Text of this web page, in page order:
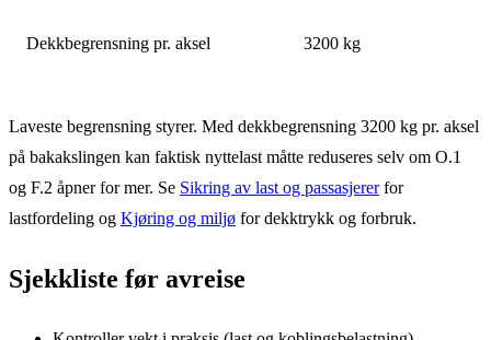
Dekkbegrensning pr. aksel 3200 kg
Laveste begrensning styrer. Med dekkbegrensning 3200 kg pr. aksel
på bakakslingen kan faktisk nyttelast måtte reduseres selv om O.1
og F.2 åpner for mer. Se Sikring av last og passasjererfor
lastfordeling og Kjøring og miljø for dekktrykk og forbruk.
Sjekkliste før avreise